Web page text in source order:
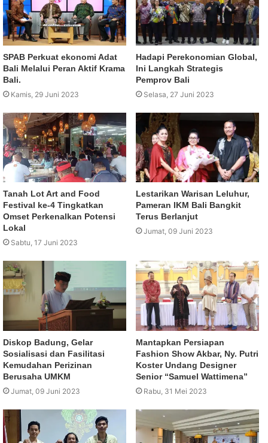
SPAB Perkuat ekonomi Adat
Bali Melalui Peran Aktif Krama
Bali.
Kamis, 29 Juni 2023
Hadapi Perekonomian Global,
Ini Langkah Strategis
Pemprov Bali
Selasa, 27 Juni 2023
Tanah Lot Art and Food
Festival ke-4 Tingkatkan
Omset Perkenalkan Potensi
Lokal
Sabtu, 17 Juni 2023
Lestarikan Warisan Leluhur,
Pameran IKM Bali Bangkit
Terus Berlanjut
Jumat, 09 Juni 2023
Diskop Badung, Gelar
Sosialisasi dan Fasilitasi
Kemudahan Perizinan
Berusaha UMKM
Jumat, 09 Juni 2023
Mantapkan Persiapan
Fashion Show Akbar, Ny. Putri
Koster Undang Designer
Senior “Samuel Wattimena”
Rabu, 31 Mei 2023